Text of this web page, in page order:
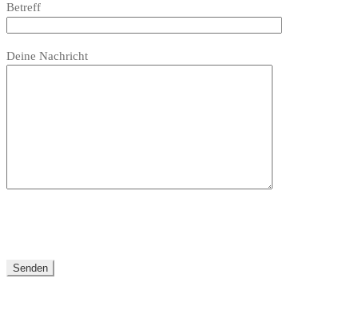
dieses
lasse
dieses
leer.
Betreff
lasse
Deine Nachricht